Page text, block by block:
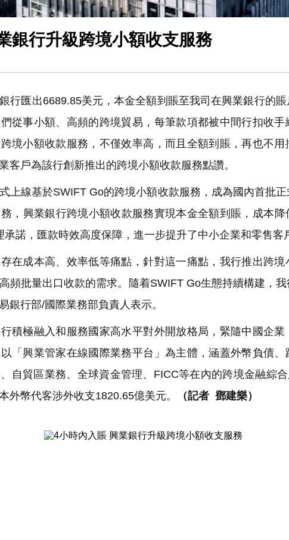
銀行升級跨境小額收支服務
行匯出6689.85美元，本金全額到賬至我司在興業銀行的
從事小額、高頻的跨境貿易，每筆款項都被中間行扣收
境小額收款服務，不僅效率高，而且全額到賬，再也不
客戶為該行創新推出的跨境小額收款服務點讚。
上線基於SWIFT Go的跨境小額收款服務，成為國內首批
，興業銀行跨境小額收款服務實現本金全額到賬，成本
諾，匯款時效高度保障，進一步提升了中小企業和零售客
在成本高、效率低等痛點，針對這一痛點，我行推出跨境
頻批量出口收款的需求。隨着SWIFT Go生態持續構建，
銀行部/國際業務部負責人表示。
積極融入和服務國家高水平對外開放格局，緊隨中國企業
「興業管家在線國際業務平台」為主體，涵蓋外幣負債
自貿區業務、全球資金管理、FICC等在內的跨境金融綜
外幣代客涉外收支1820.65億美元。
（記者 鄧建樂）